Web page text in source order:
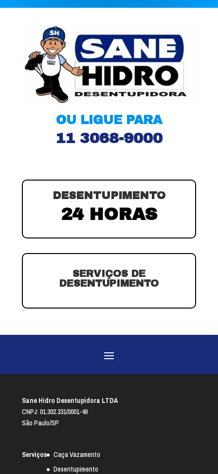
OU LIGUE PARA
11 3068-9000
DESENTUPIMENTO
24 HORAS
SERVIÇOS DE
DESENTUPIMENTO
Sane Hidro Desentupidora LTDA
CNPJ: 01.302.331/0001-49
São Paulo/SP
Serviços
Caça Vazamento
Desentupimento